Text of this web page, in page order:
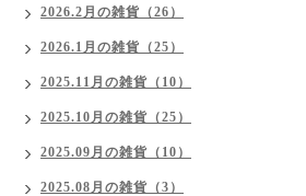
2026.2月の雑貨（26）
2026.1月の雑貨（25）
2025.11月の雑貨（10）
2025.10月の雑貨（25）
2025.09月の雑貨（10）
2025.08月の雑貨（3）